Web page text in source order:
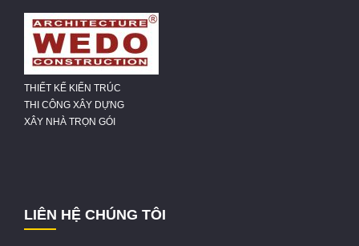
THIẾT KẾ KIẾN TRÚC
THI CÔNG XÂY DỰNG
XÂY NHÀ TRỌN GÓI
LIÊN HỆ CHÚNG TÔI